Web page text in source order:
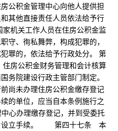
公积金管理中心向他人提供担
其他直接责任人员依法给予行
关工作人员在住房公积金监
守、徇私舞弊，构成犯罪的，
罪的，依法给予行政处分。 第
公积金财务管理和会计核算
务院建设行政主管部门制定。
未办理住房公积金缴存登记
的单位，应当自本条例施行之
心办理缴存登记，并到受委托
设立手续。 第四十七条 本